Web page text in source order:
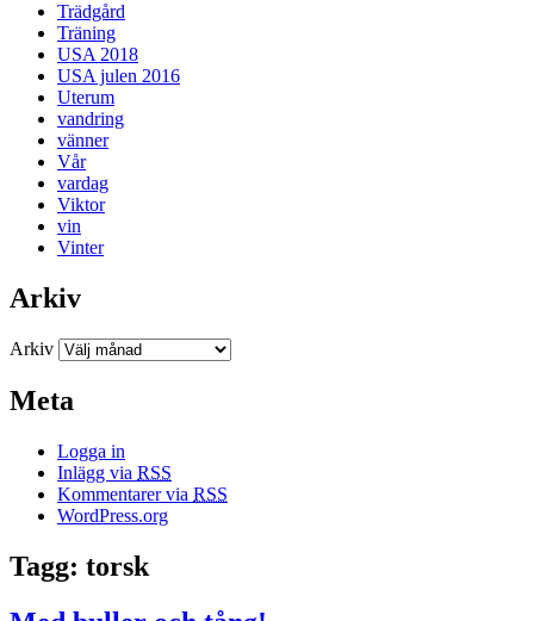
Trädgård
Träning
USA 2018
USA julen 2016
Uterum
vandring
vänner
Vår
vardag
Viktor
vin
Vinter
Arkiv
Arkiv
Meta
Logga in
Inlägg via RSS
Kommentarer via RSS
WordPress.org
Tagg: torsk